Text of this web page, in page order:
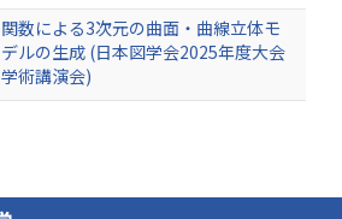
関数による3次元の曲面・曲線立体モ
デルの生成 (日本図学会2025年度大会
学術講演会)